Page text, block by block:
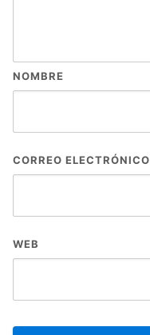
NOMBRE
CORREO ELECTRÓNICO
WEB